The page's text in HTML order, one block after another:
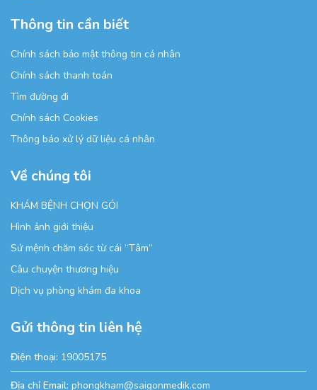
Thông tin cần biết
Chính sách bảo mật thông tin cá nhân
Chính sách thanh toán
Tìm đường đi
Chính sách Cookies
Thông báo xử lý dữ liệu cá nhân
Về chúng tôi
KHÁM BỆNH CHỌN GÓI
Hình ảnh giới thiệu
Sứ mệnh chăm sóc từ cái “Tâm”
Câu chuyện thương hiệu
Dịch vụ phòng khám đa khoa
Gửi thông tin liên hệ
Điện thoại: 19005175
Địa chỉ Email: phongkham@saigonmedik.com